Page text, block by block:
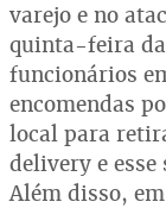
varejo e no
quinta-feira da
funcionários
encomendas
local para
delivery e
Além disso,